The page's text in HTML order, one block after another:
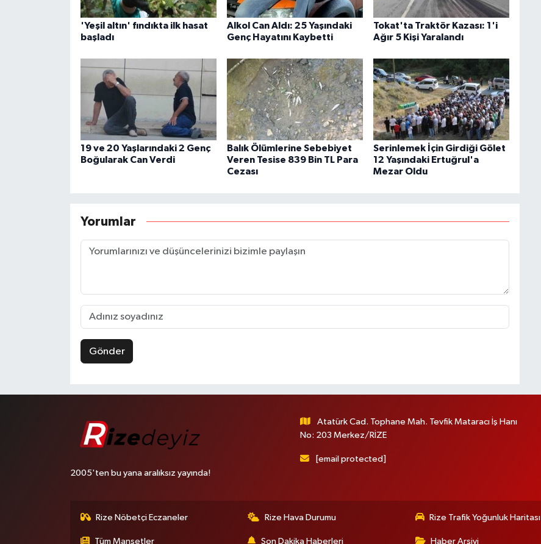
'Yeşil altın' fındıkta ilk hasat
başladı
Alkol Can Aldı: 25 Yaşındaki
Genç Hayatını Kaybetti
Tokat'ta Traktör Kazası: 1'i
Ağır 5 Kişi Yaralandı
19 ve 20 Yaşlarındaki 2 Genç
Boğularak Can Verdi
Balık Ölümlerine Sebebiyet
Veren Tesise 839 Bin TL Para
Cezası
Serinlemek İçin Girdiği Gölet
12 Yaşındaki Ertuğrul'a
Mezar Oldu
Yorumlar
Gönder
2005'ten bu yana aralıksız yayında!
Atatürk Cad. Tophane Mah. Tevfik Mataracı İş Hanı
No: 203 Merkez/RİZE
[email protected]
Rize Nöbetçi Eczaneler Rize Hava Durumu Rize Trafik Yoğunluk Haritası
Tüm Manşetler Son Dakika Haberleri Haber Arşivi